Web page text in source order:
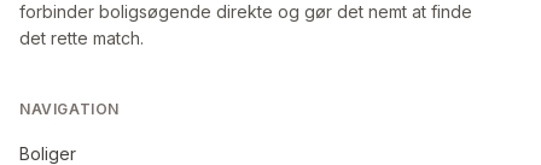
forbinder boligsøgende direkte og gør det nemt at finde
det rette match.
NAVIGATION
Boliger